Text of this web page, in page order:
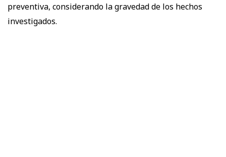
preventiva, considerando la gravedad de los hechos
investigados.